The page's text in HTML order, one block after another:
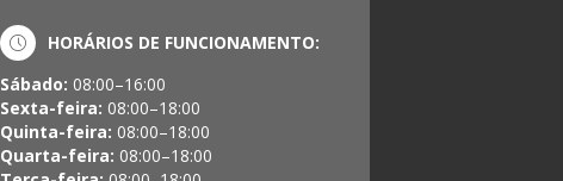
HORÁRIOS DE FUNCIONAMENTO:
Sábado: 08:00–16:00
Sexta-feira: 08:00–18:00
Quinta-feira: 08:00–18:00
Quarta-feira: 08:00–18:00